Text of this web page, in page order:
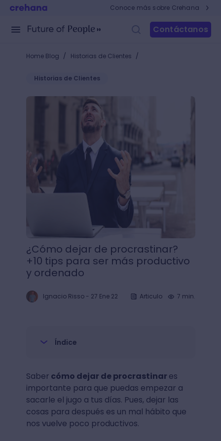
Conoce más sobre Crehana
Contáctanos
Home Blog / Historias de Clientes /
Historias de Clientes
¿Cómo dejar de procrastinar? +10 tips para ser
¿Cómo dejar de procrastinar?
+10 tips para ser más productivo
y ordenado
Ignacio Risso- 27 Ene 22 Articulo 7 min.
Índice
Saber cómo dejar de procrastinar es
importante para que puedas empezar a
sacarle el jugo a tus días. Pues, dejar las
cosas para después es un mal hábito que
nos vuelve poco productivos.